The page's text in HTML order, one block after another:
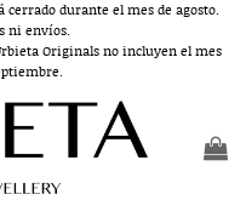
cerrado durante el mes de agosto.
ni envíos.
Originals no incluyen el mes